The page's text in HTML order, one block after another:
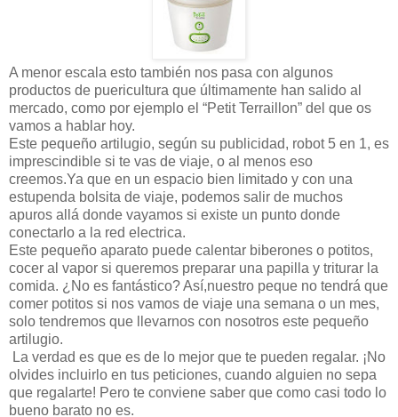
A menor escala esto también nos pasa con algunos
productos de puericultura que últimamente han salido al
mercado, como por ejemplo el “Petit Terraillon” del que os
vamos a hablar hoy.
Este pequeño artilugio, según su publicidad, robot 5 en 1, es
imprescindible si te vas de viaje, o al menos eso
creemos.Ya que en un espacio bien limitado y con una
estupenda bolsita de viaje, podemos salir de muchos
apuros allá donde vayamos si existe un punto donde
conectarlo a la red electrica.
Este pequeño aparato puede calentar biberones o potitos,
cocer al vapor si queremos preparar una papilla y triturar la
comida. ¿No es fantástico? Así,nuestro peque no tendrá que
comer potitos si nos vamos de viaje una semana o un mes,
solo tendremos que llevarnos con nosotros este pequeño
artilugio.
La verdad es que es de lo mejor que te pueden regalar. ¡No
olvides incluirlo en tus peticiones, cuando alguien no sepa
que regalarte! Pero te conviene saber que como casi todo lo
bueno barato no es.